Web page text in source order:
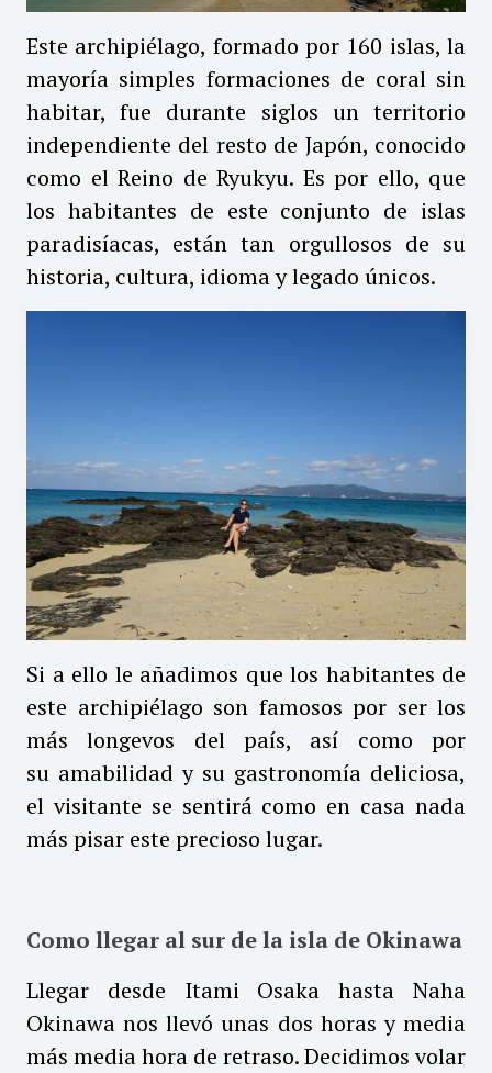
Este archipiélago, formado por 160 islas, la
mayoría simples formaciones de coral sin
habitar, fue durante siglos un territorio
independiente del resto de Japón, conocido
como el Reino de Ryukyu. Es por ello, que
los habitantes de este conjunto de islas
paradisíacas, están tan orgullosos de su
historia, cultura, idioma y legado únicos.
Si a ello le añadimos que los habitantes de
este archipiélago son famosos por ser los
más longevos del país, así como por
su amabilidad y su gastronomía deliciosa,
el visitante se sentirá como en casa nada
más pisar este precioso lugar.
Como llegar al sur de la isla de Okinawa
Llegar desde Itami Osaka hasta Naha
Okinawa nos llevó unas dos horas y media
más media hora de retraso. Decidimos volar